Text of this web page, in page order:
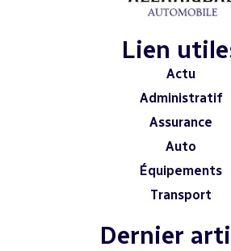
Lien
Actu
Administratif
Assurance
Auto
Équipements
Transport
Dernier